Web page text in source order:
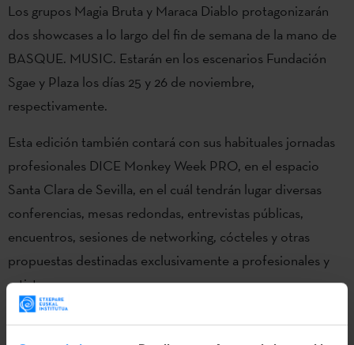
Los grupos Magia Bruta y Maraca Diablo protagonizarán
dos showcases a lo largo del fin de semana de la mano de
BASQUE. MUSIC. Estarán en los escenarios Fundación
Sgae y Plaza los días 25 y 26 de noviembre,
respectivamente.
Esta edición también contará con sus habituales jornadas
profesionales DICE Monkey Week PRO, en el espacio
Santa Clara de Sevilla, en el cuál tendrán lugar diversas
conferencias, mesas redondas, entrevistas públicas,
encuentros, sesiones de networking, cócteles y otras
propuestas destinadas exclusivamente a profesionales y
artistas.